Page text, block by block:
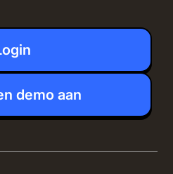
demo aan